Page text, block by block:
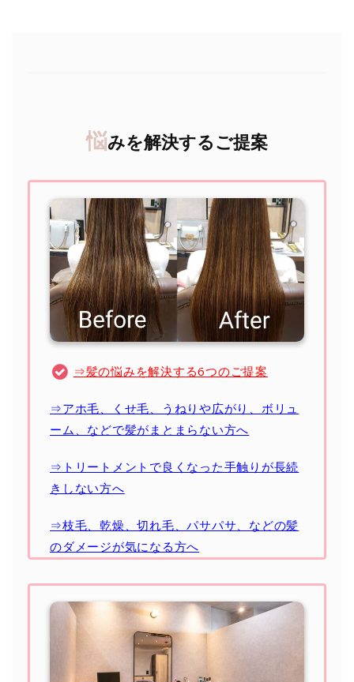
悩みを解決するご提案
⇒髪の悩みを解決する6つのご提案
⇒アホ毛、くせ毛、うねりや広がり、ボリュ
ーム、などで髪がまとまらない方へ
⇒トリートメントで良くなった手触りが長続
きしない方へ
⇒枝毛、乾燥、切れ毛、パサパサ、などの髪
のダメージが気になる方へ